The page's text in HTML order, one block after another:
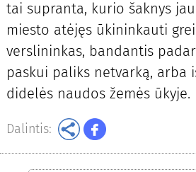
tai supranta, kurio šaknys
miesto atėjęs ūkininkauti
verslininkas, bandantis
paskui paliks netvarką, arba
didelės naudos žemės ūkyje.
Dalintis: